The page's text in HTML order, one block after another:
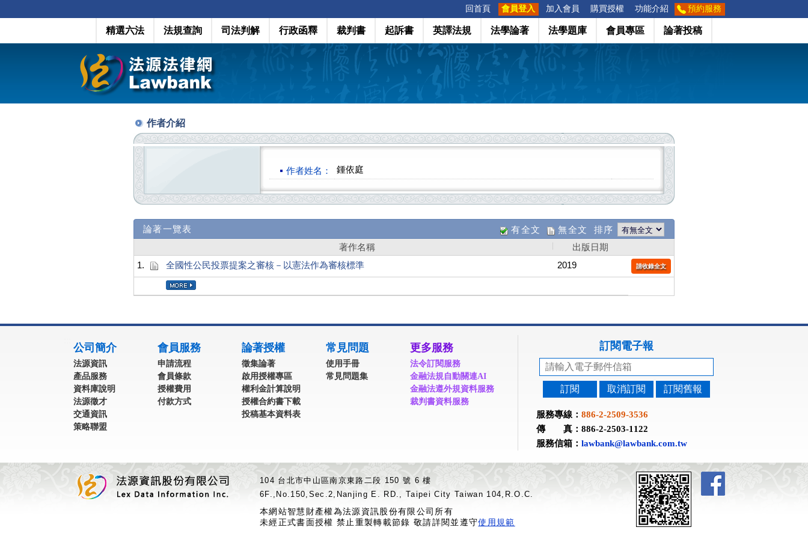
回首頁 會員登入 加入會員 購買授權 功能介紹 預約服務
精選六法 法規查詢 司法判解 行政函釋 裁判書 起訴書 英譯法規 法學論著 法學題庫 會員專區 論著投稿
作者介紹
作者姓名： 鍾依庭
論著一覽表 有全文 無全文 排序
著作名稱
出版日期
1.
全國性公民投票提案之審核－以憲法作為審核標準 2019 請收錄全文
公司簡介
法源資訊
產品服務
資料庫說明
法源徵才
交通資訊
策略聯盟
會員服務
申請流程
會員條款
授權費用
付款方式
論著授權
徵集論著
啟用授權專區
權利金計算說明
授權合約書下載
投稿基本資料表
常見問題
使用手冊
常見問題集
更多服務
法令訂閱服務
金融法規自動關連AI
金融法遵外規資料服務
裁判書資料服務
訂閱電子報
訂閱 取消訂閱 訂閱舊報
服務專線： 886-2-2509-3536
傳 真：886-2-2503-1122
服務信箱： lawbank@lawbank.com.tw
104 台北市中山區南京東路二段 150 號 6 樓
6F.,No.150,Sec.2,Nanjing E. RD., Taipei City Taiwan 104,R.O.C.
本網站智慧財產權為法源資訊股份有限公司所有
未經正式書面授權 禁止重製轉載節錄 敬請詳閱並遵守使用規範